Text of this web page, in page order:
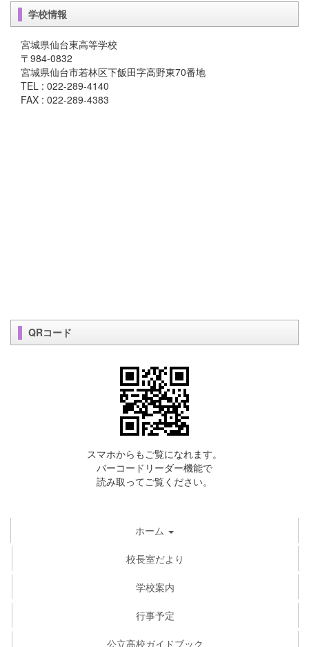
学校情報
宮城県仙台東高等学校
〒984-0832
宮城県仙台市若林区下飯田字高野東70番地
TEL : 022-289-4140
FAX : 022-289-4383
QRコード
スマホからもご覧になれます。
バーコードリーダー機能で
読み取ってご覧ください。
ホーム
校長室だより
学校案内
行事予定
公立高校ガイドブック